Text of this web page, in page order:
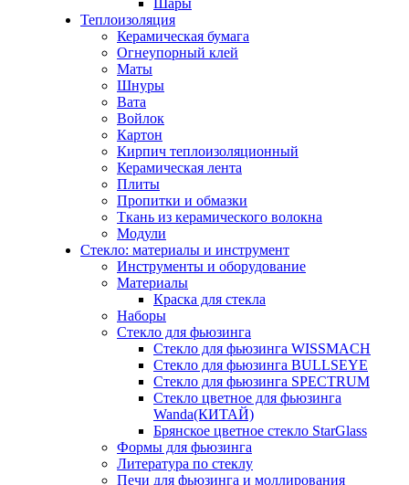
Шары
Теплоизоляция
Керамическая бумага
Огнеупорный клей
Маты
Шнуры
Вата
Войлок
Картон
Кирпич теплоизоляционный
Керамическая лента
Плиты
Пропитки и обмазки
Ткань из керамического волокна
Модули
Стекло: материалы и инструмент
Инструменты и оборудование
Материалы
Краска для стекла
Наборы
Стекло для фьюзинга
Стекло для фьюзинга WISSMACH
Стекло для фьюзинга BULLSEYE
Стекло для фьюзинга SPECTRUM
Стекло цветное для фьюзинга
Wanda(КИТАЙ)
Брянское цветное стекло StarGlass
Формы для фьюзинга
Литература по стеклу
Печи для фьюзинга и моллирования